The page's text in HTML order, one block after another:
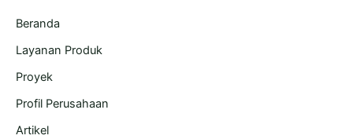
Beranda
Layanan Produk
Proyek
Profil Perusahaan
Artikel